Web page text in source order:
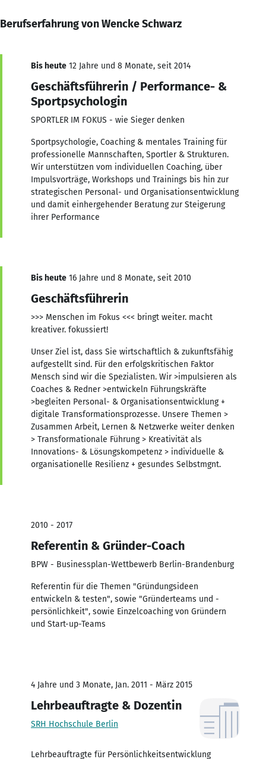
Berufserfahrung von Wencke Schwarz
Bis heute 12 Jahre und 8 Monate, seit 2014
Geschäftsführerin / Performance- &
Sportpsychologin
SPORTLER IM FOKUS - wie Sieger denken
Sportpsychologie, Coaching & mentales Training für
professionelle Mannschaften, Sportler & Strukturen.
Wir unterstützen vom individuellen Coaching, über
Impulsvorträge, Workshops und Trainings bis hin zur
strategischen Personal- und Organisationsentwicklung
und damit einhergehender Beratung zur Steigerung
ihrer Performance
Bis heute 16 Jahre und 8 Monate, seit 2010
Geschäftsführerin
>>> Menschen im Fokus <<< bringt weiter. macht
kreativer. fokussiert!
Unser Ziel ist, dass Sie wirtschaftlich & zukunftsfähig
aufgestellt sind. Für den erfolgskritischen Faktor
Mensch sind wir die Spezialisten. Wir >impulsieren als
Coaches & Redner >entwickeln Führungskräfte
>begleiten Personal- & Organisationsentwicklung +
digitale Transformationsprozesse. Unsere Themen >
Zusammen Arbeit, Lernen & Netzwerke weiter denken
> Transformationale Führung > Kreativität als
Innovations- & Lösungskompetenz > individuelle &
organisationelle Resilienz + gesundes Selbstmgnt.
2010 - 2017
Referentin & Gründer-Coach
BPW - Businessplan-Wettbewerb Berlin-Brandenburg
Referentin für die Themen "Gründungsideen
entwickeln & testen", sowie "Gründerteams und -
persönlichkeit", sowie Einzelcoaching von Gründern
und Start-up-Teams
4 Jahre und 3 Monate, Jan. 2011 - März 2015
Lehrbeauftragte & Dozentin
SRH Hochschule Berlin
Lehrbeauftragte für Persönlichkeitsentwicklung